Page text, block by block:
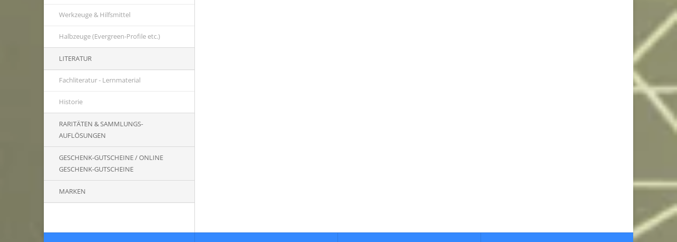
Werkzeuge & Hilfsmittel
Halbzeuge (Evergreen-Profile etc.)
LITERATUR
Fachliteratur - Lernmaterial
Historie
RARITÄTEN & SAMMLUNGS-
AUFLÖSUNGEN
GESCHENK-GUTSCHEINE / ONLINE
GESCHENK-GUTSCHEINE
MARKEN